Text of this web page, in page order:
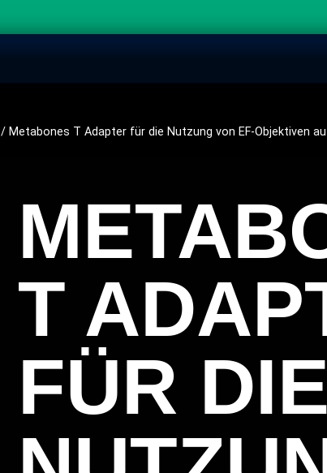
/ Metabones T Adapter für die Nutzung von EF-Objektiven
T
FÜR DIE